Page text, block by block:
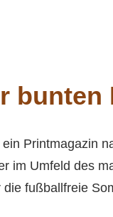
bunten
Printmagazin
im Umfeld des
fußballfreie